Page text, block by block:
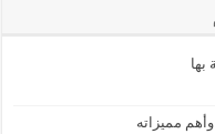
بها
مميزاته